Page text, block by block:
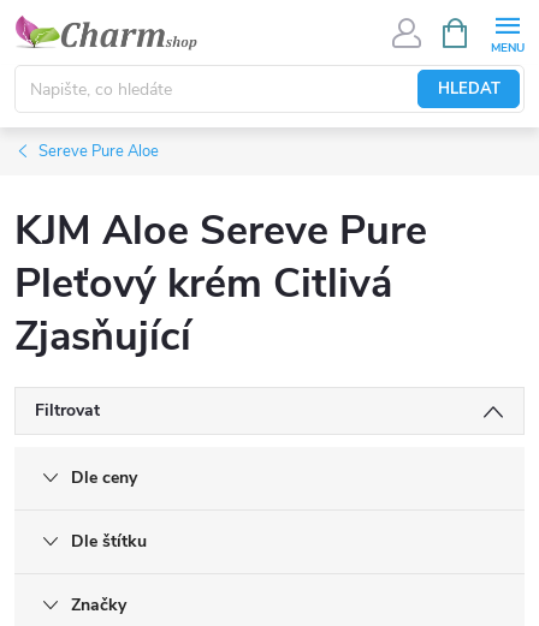
Přejít
obsah
HLEDAT
NÁKUPNÍ
KOŠÍK
Sereve Pure Aloe
KJM Aloe Sereve Pure
Pleťový krém Citlivá
Zjasňující
Filtrovat
Dle ceny
Dle štítku
Značky